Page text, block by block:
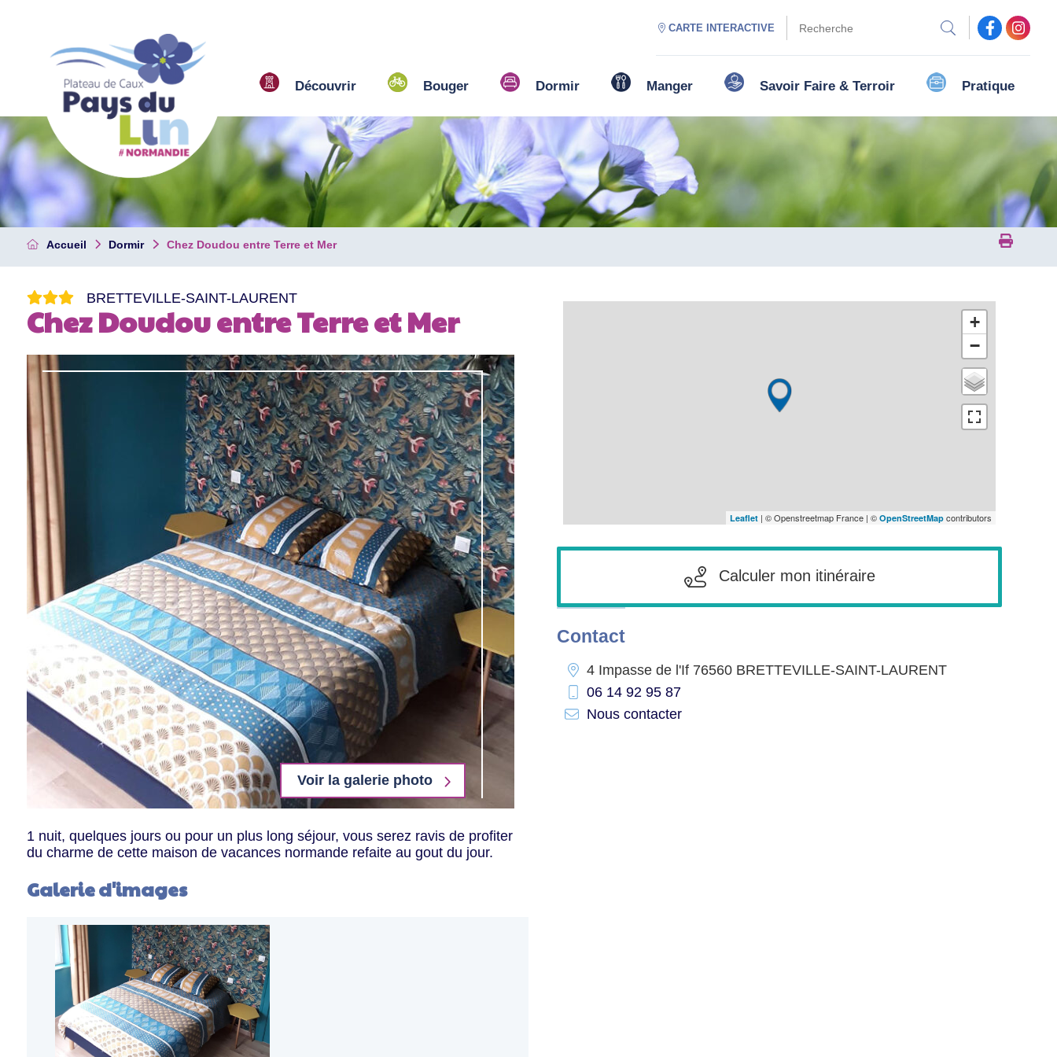
CARTE INTERACTIVE
Découvrir Bouger Dormir Manger Savoir Faire & Terroir Pratique
Accueil Dormir Chez Doudou entre Terre et Mer
BRETTEVILLE-SAINT-LAURENT
Chez Doudou entre Terre et Mer
Voir la galerie photo
1 nuit, quelques jours ou pour un plus long séjour, vous serez ravis de profiter
du charme de cette maison de vacances normande refaite au gout du jour.
Galerie d'images
+
−
Leaflet | © Openstreetmap France | ©OpenStreetMap contributors
Calculer mon itinéraire
Contact
4 Impasse de l'If 76560 BRETTEVILLE-SAINT-LAURENT
06 14 92 95 87
Nous contacter